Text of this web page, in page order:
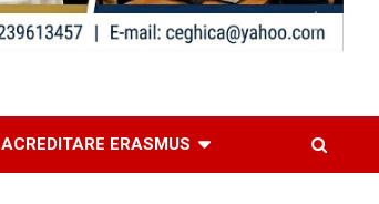
ACREDITARE ERASMUS